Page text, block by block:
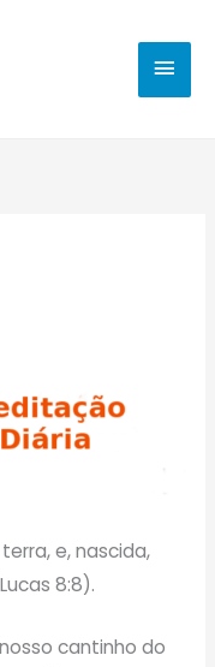
e, nascida,
8:8).
cantinho do